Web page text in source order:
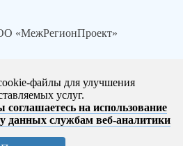
«МежРегионПроект»
конфиденциальности
персональных данных
файлы для улучшения
услуг.
соглашаетесь на использование
данных службам веб-аналитики